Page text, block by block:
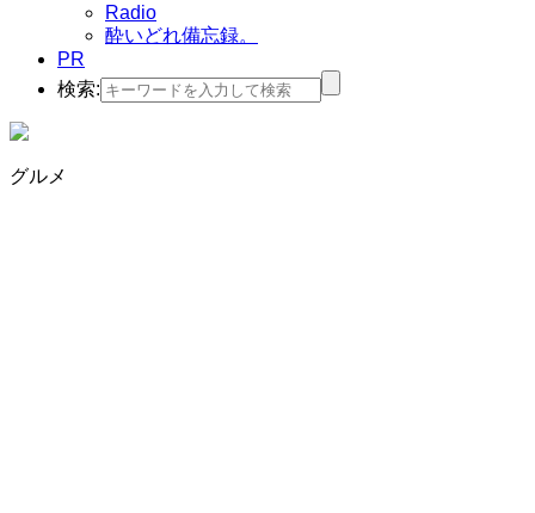
Radio
酔いどれ備忘録。
PR
検索:
グルメ